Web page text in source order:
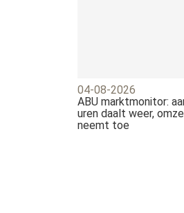
04-08-2026
ABU marktmonitor:
uren daalt weer,
neemt toe